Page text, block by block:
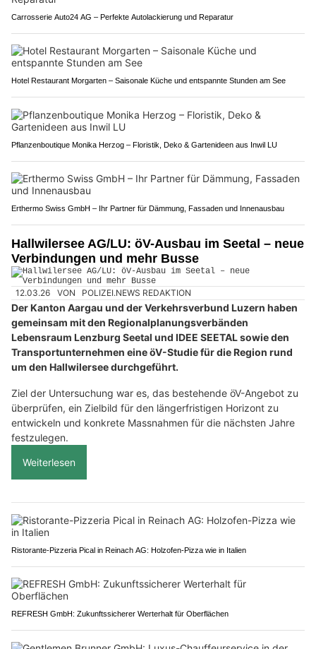
Carrosserie Auto24 AG – Perfekte Autolackierung und Reparatur
Hotel Restaurant Morgarten – Saisonale Küche und entspannte Stunden am See
Pflanzenboutique Monika Herzog – Floristik, Deko & Gartenideen aus Inwil LU
Erthermo Swiss GmbH – Ihr Partner für Dämmung, Fassaden und Innenausbau
Hallwilersee AG/LU: öV-Ausbau im Seetal – neue
Verbindungen und mehr Busse
12.03.26 VON POLIZEI.NEWS REDAKTION
Der Kanton Aargau und der Verkehrsverbund Luzern haben
gemeinsam mit den Regionalplanungsverbänden
Lebensraum Lenzburg Seetal und IDEE SEETAL sowie den
Transportunternehmen eine öV-Studie für die Region rund
um den Hallwilersee durchgeführt.
Ziel der Untersuchung war es, das bestehende öV-Angebot zu
überprüfen, ein Zielbild für den längerfristigen Horizont zu
entwickeln und konkrete Massnahmen für die nächsten Jahre
festzulegen.
Weiterlesen
Ristorante-Pizzeria Pical in Reinach AG: Holzofen-Pizza wie in Italien
REFRESH GmbH: Zukunftssicherer Werterhalt für Oberflächen